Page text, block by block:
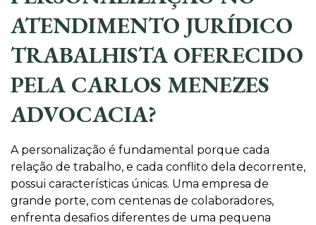
ATENDIMENTO JURÍDICO
TRABALHISTA OFERECIDO
PELA CARLOS MENEZES
ADVOCACIA?
A personalização é fundamental porque cada
relação de trabalho, e cada conflito dela decorrente,
possui características únicas. Uma empresa de
grande porte, com centenas de colaboradores,
enfrenta desafios diferentes de uma pequena